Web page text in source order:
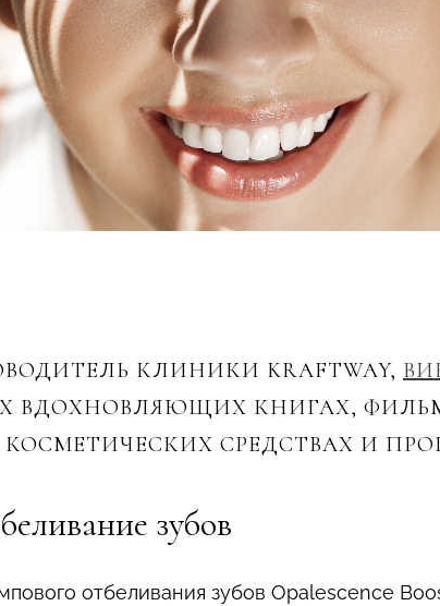
КЛИНИКИ KRAFTWAY,
ВДОХНОВЛЯЮЩИХ КНИГАХ,
СРЕДСТВАХ И
зубов
отбеливания зубов Opalescence